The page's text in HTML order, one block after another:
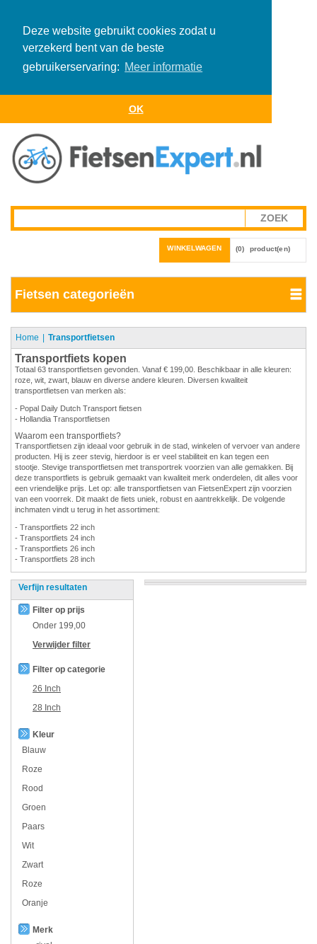
Deze website gebruikt cookies zodat u
verzekerd bent van de beste
gebruikerservaring: Meer informatie
OK
WINKELWAGEN (0) product(en)
Fietsen categorieën
Home Transportfietsen
Transportfiets kopen
Totaal 63 transportfietsen gevonden. Vanaf € 199,00. Beschikbaar in alle kleuren:
roze, wit, zwart, blauw en diverse andere kleuren. Diversen kwaliteit
transportfietsen van merken als:
- Popal Daily Dutch Transport fietsen
- Hollandia Transportfietsen
Waarom een transportfiets?
Transportfietsen zijn ideaal voor gebruik in de stad, winkelen of vervoer van andere
producten. Hij is zeer stevig, hierdoor is er veel stabiliteit en kan tegen een
stootje. Stevige transportfietsen met transportrek voorzien van alle gemakken. Bij
deze transportfiets is gebruik gemaakt van kwaliteit merk onderdelen, dit alles voor
een vriendelijke prijs. Let op: alle transportfietsen van FietsenExpert zijn voorzien
van een voorrek. Dit maakt de fiets uniek, robust en aantrekkelijk. De volgende
inchmaten vindt u terug in het assortiment:
- Transportfiets 22 inch
- Transportfiets 24 inch
- Transportfiets 26 inch
- Transportfiets 28 inch
Verfijn resultaten
Filter op prijs
Onder 199,00
Verwijder filter
Filter op categorie
26 Inch
28 Inch
Kleur
Blauw
Roze
Rood
Groen
Paars
Wit
Zwart
Roze
Oranje
Merk